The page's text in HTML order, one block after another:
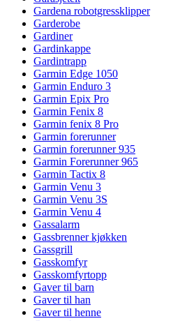
Gardena robotgressklipper
Garderobe
Gardiner
Gardinkappe
Gardintrapp
Garmin Edge 1050
Garmin Enduro 3
Garmin Epix Pro
Garmin Fenix 8
Garmin fenix 8 Pro
Garmin forerunner
Garmin forerunner 935
Garmin Forerunner 965
Garmin Tactix 8
Garmin Venu 3
Garmin Venu 3S
Garmin Venu 4
Gassalarm
Gassbrenner kjøkken
Gassgrill
Gasskomfyr
Gasskomfyrtopp
Gaver til barn
Gaver til han
Gaver til henne